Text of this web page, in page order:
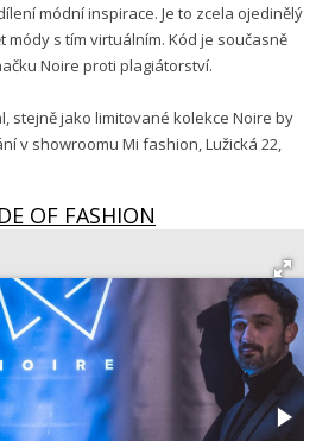
módní inspirace. Je to zcela ojedinělý
s tím virtuálním. Kód je současně
Noire proti plagiátorství.
stejně jako limitované kolekce Noire by
v showroomu Mi fashion, Lužická 22,
OF FASHION